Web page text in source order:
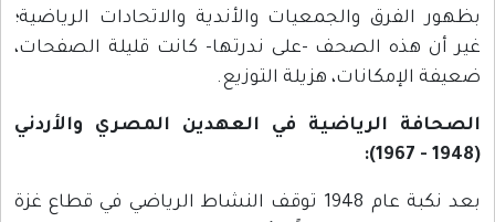
بظهور الفرق والجمعيات والأندية والاتحادات الرياضية؛
غير أن هذه الصحف -على ندرتها- كانت قليلة الصفحات،
ضعيفة الإمكانات، هزيلة التوزيع.
الصحافة الرياضية في العهدين المصري والأردني
(1948 - 1967):
بعد نكبة عام 1948 توقف النشاط الرياضي في قطاع غزة